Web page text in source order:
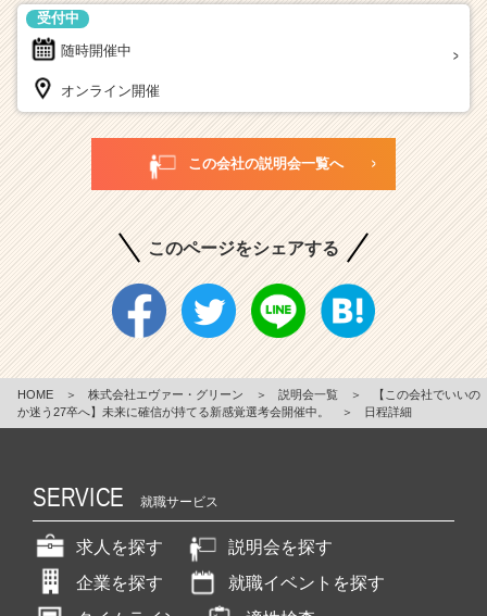
随時開催中
受付中
オンライン開催
この会社の説明会一覧へ
このページをシェアする
HOME ＞ 株式会社エヴァー・グリーン ＞ 説明会一覧 ＞
【この会社でいいの
か迷う27卒へ】未来に確信が持てる新感覚選考会開催中。
＞ 日程詳細
SERVICE 就職サービス
求人を探す
説明会を探す
企業を探す
就職イベントを探す